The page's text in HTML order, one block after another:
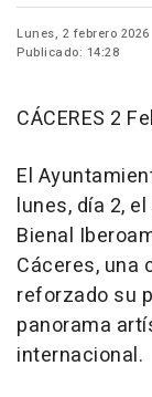
Lunes, 2 febrero 2026
Publicado: 14:28
CÁCERES 2
El
lunes, día 2,
Bienal
Cáceres, una
reforzado su
panorama
internacional.